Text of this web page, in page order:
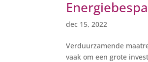
dec 15, 2022
Verduurzamende
vaak om een grote